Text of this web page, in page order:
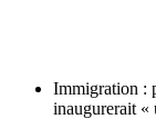
Immigration :
inaugurerait «